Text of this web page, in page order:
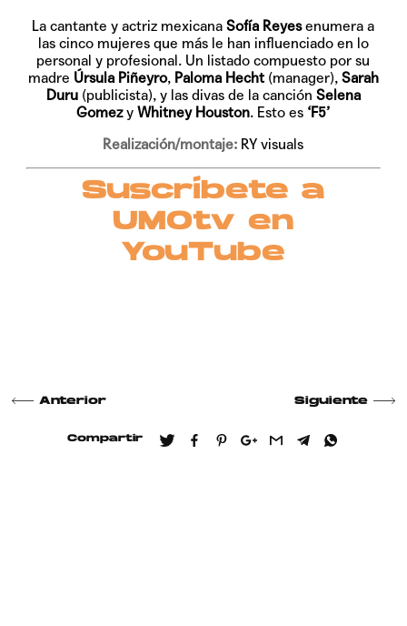
La cantante y actriz mexicanaSofía Reyesenumera a
las cinco mujeres que más le han influenciado en lo
personal y profesional. Un listado compuesto por su
madre Úrsula Piñeyro, Paloma Hecht(manager), Sarah
Duru(publicista), y las divas de la canción Selena
GomezyWhitney Houston. Esto es ‘F5’
Realización/montaje: RY visuals
Suscríbete a
UMOtv en
YouTube
Anterior Siguiente
Compartir